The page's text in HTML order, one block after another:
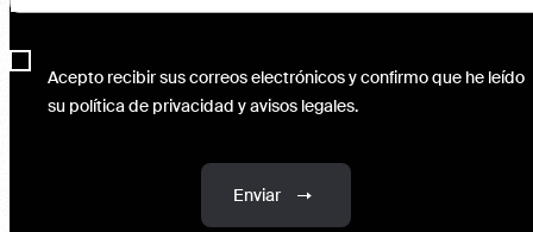
Acepto recibir sus correos electrónicos y confirmo que he leído
su política de privacidad y avisos legales.
Enviar